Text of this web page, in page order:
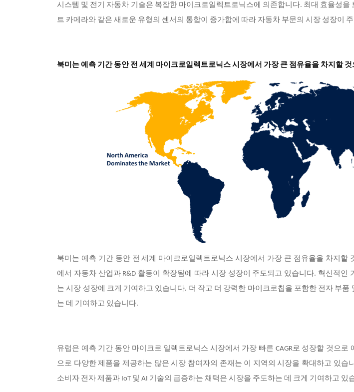
시스템 및 전기 자동차 기술은 복잡한 마이크로일렉트로닉스에 의존합니다. 최대 효율성을
트 카메라와 같은 새로운 유형의 센서의 통합이 증가함에 따라 자동차 부문의 시장 성장이
북미는 예측 기간 동안 전 세계 마이크로일렉트로닉스 시장에서 가장 큰 점유율을 차지할
북미는 예측 기간 동안 전 세계 마이크로일렉트로닉스 시장에서 가장 큰 점유율을 차지할
에서 자동차 산업과 R&D 활동이 확장됨에 따라 시장 성장이 주도되고 있습니다. 혁신적인
는 시장 성장에 크게 기여하고 있습니다. 더 작고 더 강력한 마이크로칩을 포함한 전자 부품
는 데 기여하고 있습니다.
유럽은 예측 기간 동안 마이크로 일렉트로닉스 시장에서 가장 빠른 CAGR로 성장할 것으로
으로 다양한 제품을 제공하는 많은 시장 참여자의 존재는 이 지역의 시장을 확대하고 있습
소비자 전자 제품과 IoT 및 AI 기술의 급증하는 채택은 시장을 주도하는 데 크게 기여하고 있